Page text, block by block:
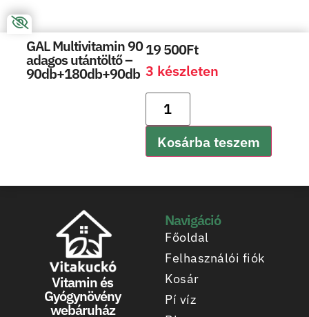
GAL Multivitamin 90
adagos utántöltő –
90db+180db+90db
19 500Ft
3 készleten
Kosárba teszem
Vitamin és
Gyógynövény
webáruház
Navigáció
Főoldal
Felhasználói fiók
Kosár
Pí víz